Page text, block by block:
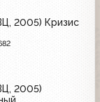
2005) Кризис
2005)